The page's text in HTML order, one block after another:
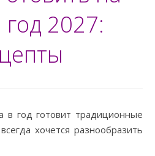
2027:
в год готовит традиционные
хочется разнообразить